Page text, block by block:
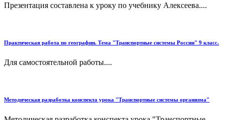
Презентация составлена к уроку по учебнику Алексеева....
Практическая работа по географии. Тема "Транспортные системы России" 9 класс.
Для самостоятельной работы....
Методическая разработка конспекта урока "Транспортные системы организма"